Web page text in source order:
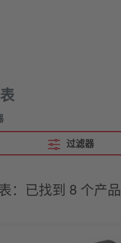
过滤器
：已找到 8 个产品